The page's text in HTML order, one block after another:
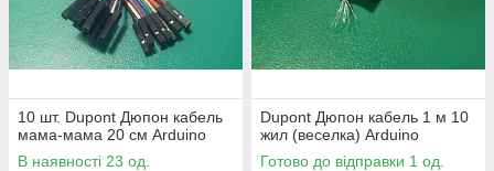
10 шт. Dupont Дюпон кабель
мама-мама 20 см Arduino
В наявності 23 од.
Dupont Дюпон кабель 1 м 10
жил (веселка) Arduino
Готово до відправки 1 од.